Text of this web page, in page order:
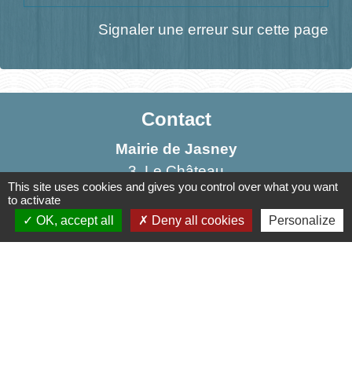
Signaler une erreur sur cette page
Contact
Mairie de Jasney
3, Le Château
70800 Jasney - FRANCE
+33 3 84 49 81 16
Contact par formulaire
This site uses cookies and gives you control over what you want
to activate
OK, accept all
Deny all cookies Personalize